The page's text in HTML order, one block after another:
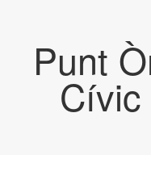
Punt